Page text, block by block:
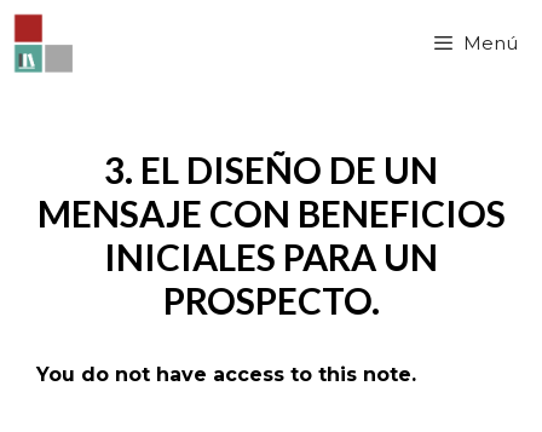
Saltar
al
contenido
Menú
3. EL DISEÑO DE UN
MENSAJE CON BENEFICIOS
INICIALES PARA UN
PROSPECTO.
You do not have access to this note.